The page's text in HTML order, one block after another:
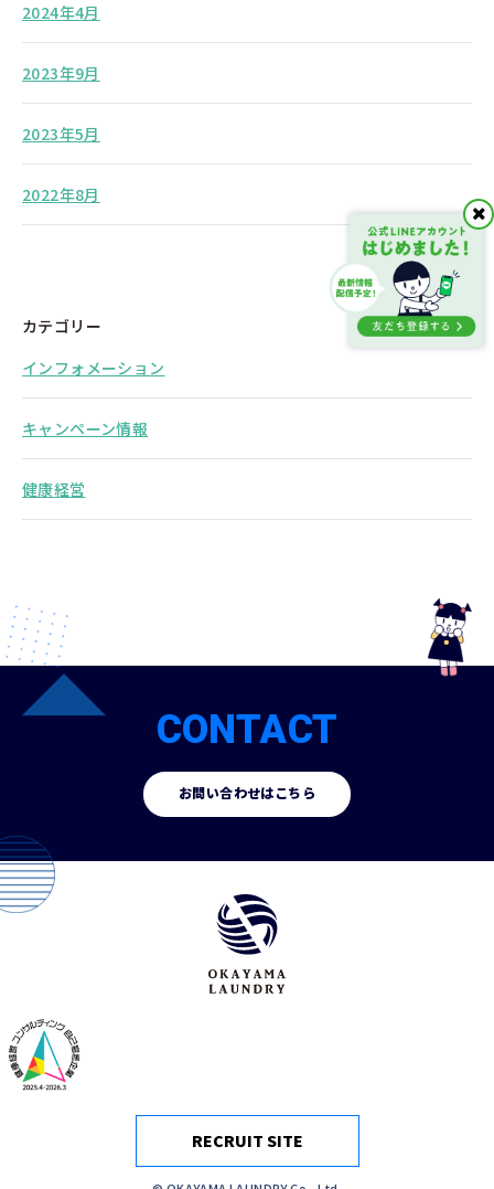
2024年4月
2023年9月
2023年5月
2022年8月
カテゴリー
インフォメーション
キャンペーン情報
健康経営
CONTACT
お問い合わせはこちら
RECRUIT SITE